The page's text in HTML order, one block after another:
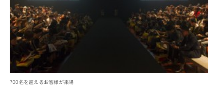
700名を超えるお客様が来場